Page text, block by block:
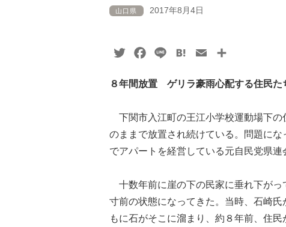
山口県 2017年8月4日
TwitterFacebook
Line HatenaEmail
８年間放置 ゲリラ豪雨心配する住民た
下関市入江町の王江小学校運動場下の
のままで放置され続けている。問題に
でアパートを経営している元自民党県連
十数年前に崖の下の民家に垂れ下がっ
寸前の状態になってきた。当時、石崎
もに石がそこに溜まり、約８年前、住